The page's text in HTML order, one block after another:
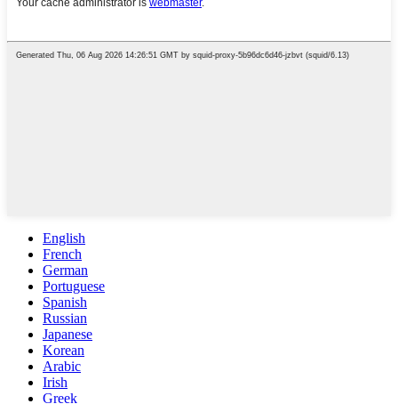
English
French
German
Portuguese
Spanish
Russian
Japanese
Korean
Arabic
Irish
Greek